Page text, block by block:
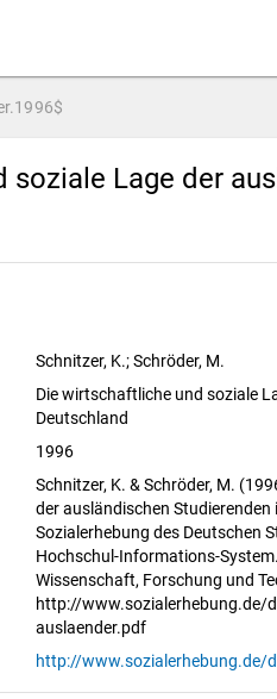
Lage der
Schnitzer, K.; Schröder, M.
Die wirtschaftliche und soziale
Deutschland
1996
Schnitzer, K. & Schröder, M.
der ausländischen Studierenden
Sozialerhebung des Deutschen
Hochschul-Informations-
Wissenschaft, Forschung und
http://www.sozialerhebung.de/
auslaender.pdf